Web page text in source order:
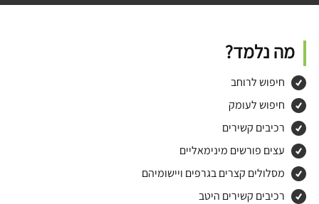
מה נלמד?
חיפוש לרוחב
חיפוש לעומק
רכיבים קשירים
עצים פורשים מינימאליים
מסלולים קצרים בגרפים ויישומיהם
רכיבים קשירים היטב